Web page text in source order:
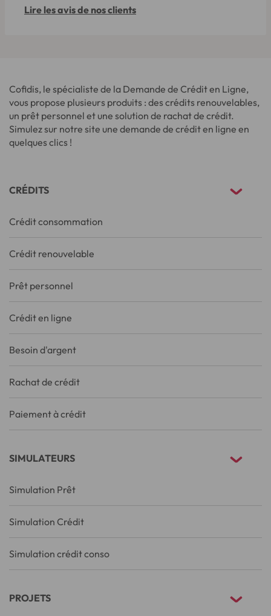
Lire les avis de nos clients
Cofidis, le spécialiste de la Demande de Crédit en Ligne,
vous propose plusieurs produits : des crédits renouvelables,
un prêt personnel et une solution de rachat de crédit.
Simulez sur notre site une demande de crédit en ligne en
quelques clics !
CRÉDITS
Crédit consommation
Crédit renouvelable
Prêt personnel
Crédit en ligne
Besoin d'argent
Rachat de crédit
Paiement à crédit
SIMULATEURS
Simulation Prêt
Simulation Crédit
Simulation crédit conso
PROJETS